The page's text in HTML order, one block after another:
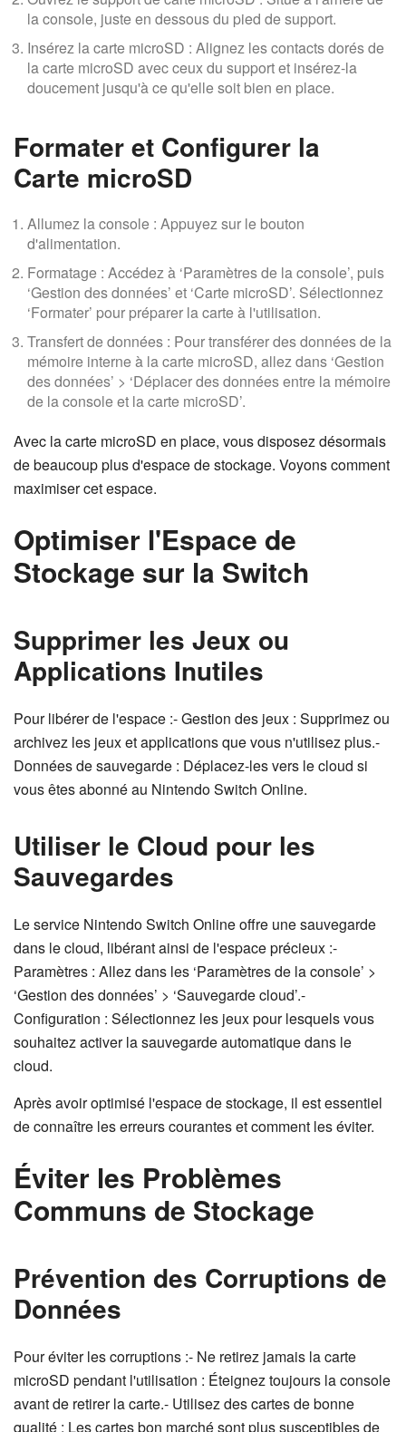
la console, juste en dessous du pied de support.
Insérez la carte microSD : Alignez les contacts dorés de
la carte microSD avec ceux du support et insérez-la
doucement jusqu'à ce qu'elle soit bien en place.
Formater et Configurer la
Carte microSD
Allumez la console : Appuyez sur le bouton
d'alimentation.
Formatage : Accédez à ‘Paramètres de la console’, puis
‘Gestion des données’ et ‘Carte microSD’. Sélectionnez
‘Formater’ pour préparer la carte à l'utilisation.
Transfert de données : Pour transférer des données de la
mémoire interne à la carte microSD, allez dans ‘Gestion
des données’ > ‘Déplacer des données entre la mémoire
de la console et la carte microSD’.
Avec la carte microSD en place, vous disposez désormais
de beaucoup plus d'espace de stockage. Voyons comment
maximiser cet espace.
Optimiser l'Espace de
Stockage sur la Switch
Supprimer les Jeux ou
Applications Inutiles
Pour libérer de l'espace :- Gestion des jeux : Supprimez ou
archivez les jeux et applications que vous n'utilisez plus.-
Données de sauvegarde : Déplacez-les vers le cloud si
vous êtes abonné au Nintendo Switch Online.
Utiliser le Cloud pour les
Sauvegardes
Le service Nintendo Switch Online offre une sauvegarde
dans le cloud, libérant ainsi de l'espace précieux :-
Paramètres : Allez dans les ‘Paramètres de la console’ >
‘Gestion des données’ > ‘Sauvegarde cloud’.-
Configuration : Sélectionnez les jeux pour lesquels vous
souhaitez activer la sauvegarde automatique dans le
cloud.
Après avoir optimisé l'espace de stockage, il est essentiel
de connaître les erreurs courantes et comment les éviter.
Éviter les Problèmes
Communs de Stockage
Prévention des Corruptions de
Données
Pour éviter les corruptions :- Ne retirez jamais la carte
microSD pendant l'utilisation : Éteignez toujours la console
avant de retirer la carte.- Utilisez des cartes de bonne
qualité : Les cartes bon marché sont plus susceptibles de